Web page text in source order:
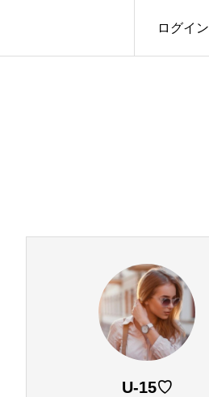
ログイン
U-15♡